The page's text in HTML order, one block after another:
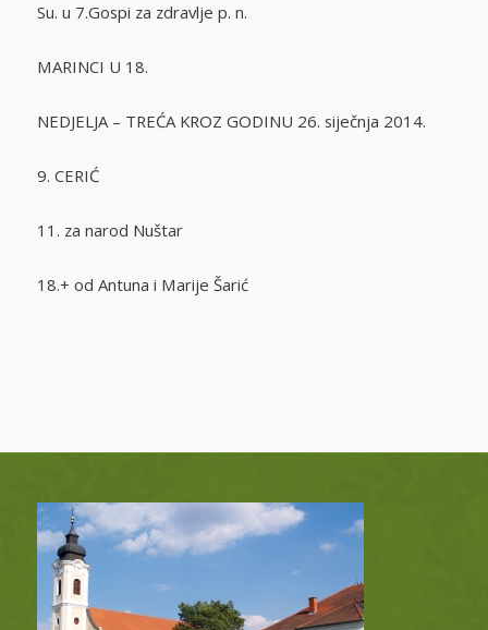
Su. u 7.Gospi za zdravlje p. n.
MARINCI U 18.
NEDJELJA – TREĆA KROZ GODINU 26. siječnja 2014.
9. CERIĆ
11. za narod Nuštar
18.+ od Antuna i Marije Šarić